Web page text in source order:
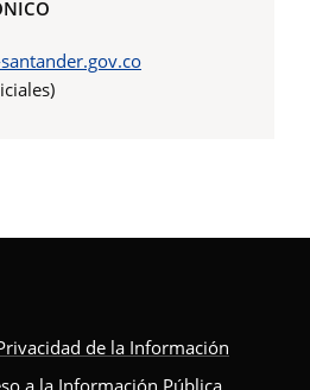
de la Información
a la Información Pública